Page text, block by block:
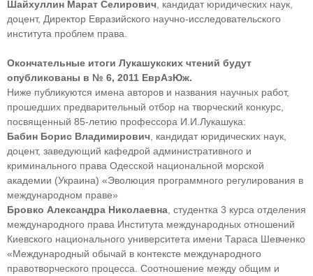
Шайхуллин Марат Селирович , кандидат юридичеcких наук,
доцент, Директор Евразийского научно-исследовательского
института проблем права.
Окончательные итоги Лукашукских чтений будут
опубликованы в № 6, 2011 ЕврАзЮж.
Ниже публикуются имена авторов и названия научных работ,
прошедших предварительный отбор на творческий конкурс,
посвященный 85-летию профессора И.И.Лукашука:
Бабин Борис Владимирович , кандидат юридических наук,
доцент, заведующий кафедрой административного и
криминального права Одесской национальной морской
академии (Украина) «Эволюция программного регулирования в
международном праве»
Бровко Александра Николаевна , студентка 3 курса отделения
международного права Института международных отношений
Киевского национального университета имени Тараса Шевченко
«Международный обычай в контексте международного
правотворческого процесса. Соотношение между общим и